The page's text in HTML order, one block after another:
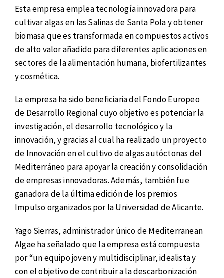
Esta empresa emplea tecnología innovadora para
cultivar algas en las Salinas de Santa Pola y obtener
biomasa que es transformada en compuestos activos
de alto valor añadido para diferentes aplicaciones en
sectores de la alimentación humana, biofertilizantes
y cosmética.
La empresa ha sido beneficiaria del Fondo Europeo
de Desarrollo Regional cuyo objetivo es potenciar la
investigación, el desarrollo tecnológico y la
innovación, y gracias al cual ha realizado un proyecto
de Innovación en el cultivo de algas autóctonas del
Mediterráneo para apoyar la creación y consolidación
de empresas innovadoras. Además, también fue
ganadora de la última edición de los premios
Impulso organizados por la Universidad de Alicante.
Yago Sierras, administrador único de Mediterranean
Algae ha señalado que la empresa está compuesta
por “un equipo joven y multidisciplinar, idealista y
con el objetivo de contribuir a la descarbonización